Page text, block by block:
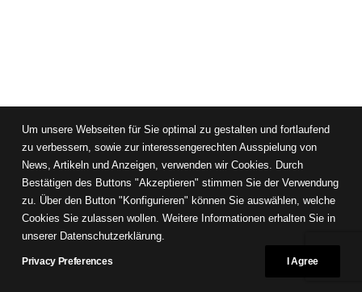
Um unsere Webseiten für Sie optimal zu gestalten und fortlaufend
zu verbessern, sowie zur interessengerechten Ausspielung von
News, Artikeln und Anzeigen, verwenden wir Cookies. Durch
Bestätigen des Buttons "Akzeptieren" stimmen Sie der Verwendung
zu. Über den Button "Konfigurieren" können Sie auswählen, welche
Cookies Sie zulassen wollen. Weitere Informationen erhalten Sie in
unserer Datenschutzerklärung.
Privacy Preferences I Agree